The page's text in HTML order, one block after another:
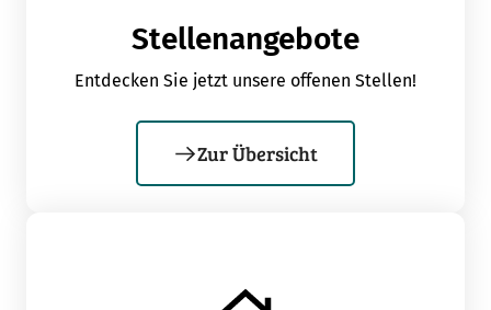
Stellenangebote
Entdecken Sie jetzt unsere offenen Stellen!
Zur Übersicht